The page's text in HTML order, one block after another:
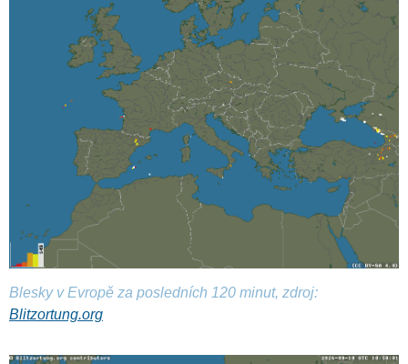
Blesky v Evropě za posledních 120 minut, zdroj:
Blitzortung.org